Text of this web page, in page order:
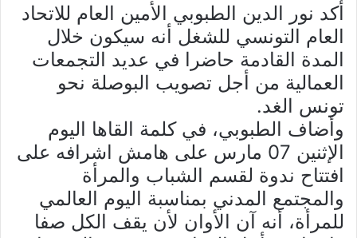
أكد نور الدين الطبوبي الأمين العام للاتحاد
العام التونسي للشغل أنه سيكون خلال
المدة القادمة حاضرا في عديد التجمعات
العمالية من أجل تصويب البوصلة نحو
تونس الغد.
وأضاف الطبوبي، في كلمة القاها اليوم
الإثنين 07 مارس على هامش اشرافه على
افتتاح ندوة لقسم الشباب والمرأة
والمجتمع المدني بمناسبة اليوم العالمي
للمرأة، أنه آن الأوان لأن يقف الكل صفا